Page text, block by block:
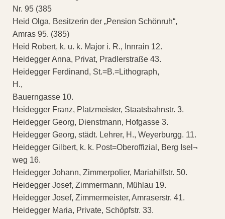
Nr. 95 (385
Heid Olga, Besitzerin der „Pension Schönruh“,
Amras 95. (385)
Heid Robert, k. u. k. Major i. R., Innrain 12.
Heidegger Anna, Privat, Pradlerstraße 43.
Heidegger Ferdinand, St.=B.=Lithograph,
H.,
Bauerngasse 10.
Heidegger Franz, Platzmeister, Staatsbahnstr. 3.
Heidegger Georg, Dienstmann, Hofgasse 3.
Heidegger Georg, städt. Lehrer, H., Weyerburgg. 11.
Heidegger Gilbert, k. k. Post=Oberoffizial, Berg Isel¬
weg 16.
Heidegger Johann, Zimmerpolier, Mariahilfstr. 50.
Heidegger Josef, Zimmermann, Mühlau 19.
Heidegger Josef, Zimmermeister, Amraserstr. 41.
Heidegger Maria, Private, Schöpfstr. 33.